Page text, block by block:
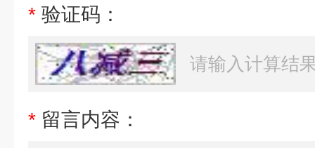
* 验证码：
* 留言内容：